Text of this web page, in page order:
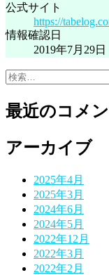
公式サイト
https://
情報確認日
2019年7月29日
検
最近のコメ
アーカイブ
2025年4月
2025年3月
2024年6月
2024年5月
2022年12月
2022年3月
2022年2月